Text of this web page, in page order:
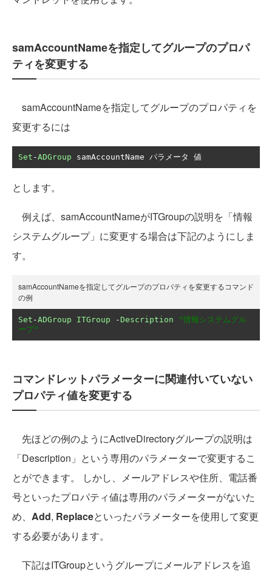
samAccountNameを指定してグループのプロパ
ティを変更する
samAccountNameを指定してグループのプロパティを
変更するには
Set -ADGroup samAccountName パラメータ 値
とします。
例えば、samAccountNameがITGroupの説明を「情報
システムグループ」に変更する場合は下記のようにしま
す。
samAccountNameを指定してグループのプロパティを変更するコマンド
の例
Set -ADGroup ITGroup -Description
"情報システムグル
ープ"
コマンドレットパラメーターに関連付いていない
プロパティ値を変更する
先ほどの例のようにActiveDirectoryグループの説明は
「Description」という専用のパラメーターで変更するこ
とができます。 しかし、メールアドレスや住所、電話番
号といったプロパティ値は専用のパラメーターがないた
め、 Add, Replaceといったパラメーターを使用して変更
する必要があります。
下記はITGroupというグループにメールアドレスを追